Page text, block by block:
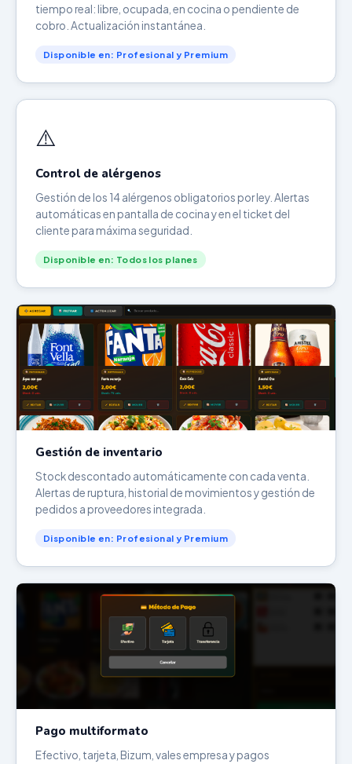
tiempo real: libre, ocupada, en cocina o pendiente de
cobro. Actualización instantánea.
Disponible en: Profesional y Premium
⚠️
Control de alérgenos
Gestión de los 14 alérgenos obligatorios por ley. Alertas
automáticas en pantalla de cocina y en el ticket del
cliente para máxima seguridad.
Disponible en: Todos los planes
Gestión de inventario
Stock descontado automáticamente con cada venta.
Alertas de ruptura, historial de movimientos y gestión de
pedidos a proveedores integrada.
Disponible en: Profesional y Premium
Pago multiformato
Efectivo, tarjeta, Bizum, vales empresa y pagos